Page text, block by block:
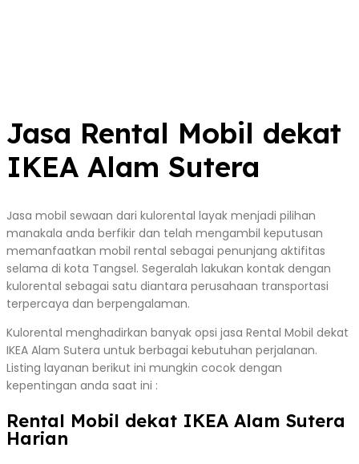
Jasa Rental Mobil dekat
IKEA Alam Sutera
Jasa mobil sewaan dari kulorental layak menjadi pilihan
manakala anda berfikir dan telah mengambil keputusan
memanfaatkan mobil rental sebagai penunjang aktifitas
selama di kota Tangsel. Segeralah lakukan kontak dengan
kulorental sebagai satu diantara perusahaan transportasi
terpercaya dan berpengalaman.
Kulorental menghadirkan banyak opsi jasa Rental Mobil dekat
IKEA Alam Sutera untuk berbagai kebutuhan perjalanan.
Listing layanan berikut ini mungkin cocok dengan
kepentingan anda saat ini :
Rental Mobil dekat IKEA Alam Sutera
Harian